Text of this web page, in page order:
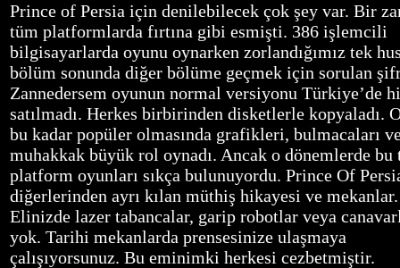
Prince of Persia için denilebilecek çok şey var. Bir
tüm platformlarda fırtına gibi esmişti. 386 işlemcili
bilgisayarlarda oyunu oynarken zorlandığımız tek
bölüm sonunda diğer bölüme geçmek için sorulan
Zannedersem oyunun normal versiyonu Türkiye’de
satılmadı. Herkes birbirinden disketlerle kopyaladı.
bu kadar popüler olmasında grafikleri, bulmacaları
muhakkak büyük rol oynadı. Ancak o dönemlerde bu
platform oyunları sıkça bulunuyordu. Prince Of
diğerlerinden ayrı kılan müthiş hikayesi ve mekanlar.
Elinizde lazer tabancalar, garip robotlar veya
yok. Tarihi mekanlarda prensesinize ulaşmaya
çalışıyorsunuz. Bu eminimki herkesi cezbetmiştir.